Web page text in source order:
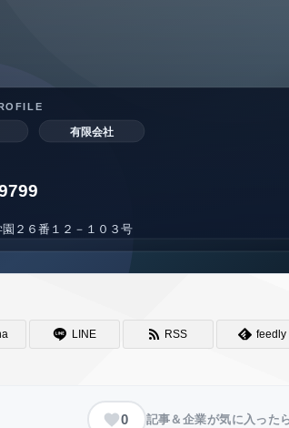
LINE RSS feedly
0 記事＆企業が気に入った